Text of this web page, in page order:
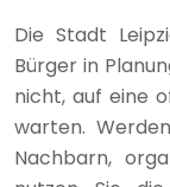
Die Stadt
Bürger in
nicht, auf eine
warten.
Nachbarn,